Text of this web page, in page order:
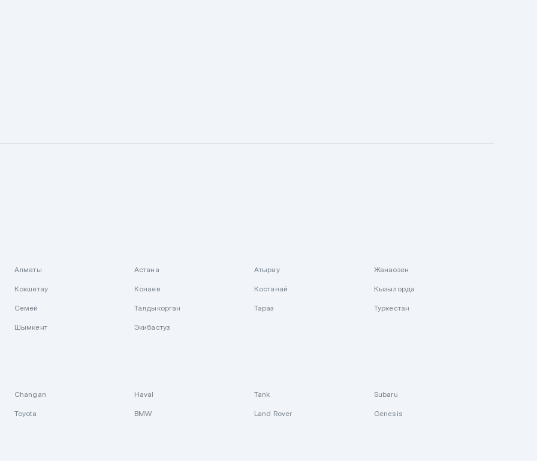
Алматы Астана Атырау Жанаозен
Кокшетау Конаев Костанай Кызылорда
Семей Талдыкорган Тараз Туркестан
Шымкент Экибастуз
Changan Haval Tank Subaru
Toyota BMW Land Rover Genesis